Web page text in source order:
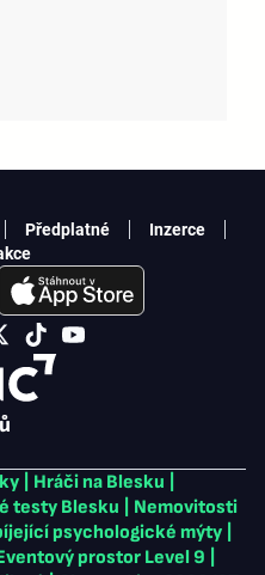
Hráči na Blesku
testy Blesku
Nemovitosti
psychologické mýty
prostor Level 9
Předplatné
Inzerce